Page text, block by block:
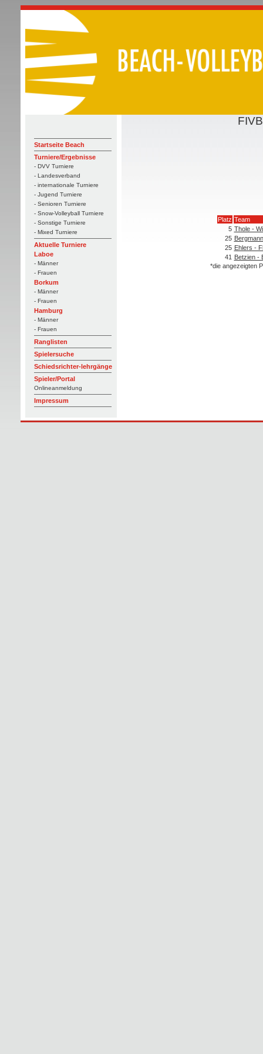
Startseite Beach
Turniere/Ergebnisse
- DVV Turniere
- Landesverband
- internationale Turniere
- Jugend Turniere
- Senioren Turniere
- Snow-Volleyball Turniere
- Sonstige Turniere
- Mixed Turniere
Aktuelle Turniere
Laboe
- Männer
- Frauen
Borkum
- Männer
- Frauen
Hamburg
- Männer
- Frauen
Ranglisten
Spielersuche
Schiedsrichter-lehrgänge
Spieler/Portal
Onlineanmeldung
Impressum
Platz Team
5 Thole -
25
25 Ehlers -
41 Betzien -
*die angezeigten